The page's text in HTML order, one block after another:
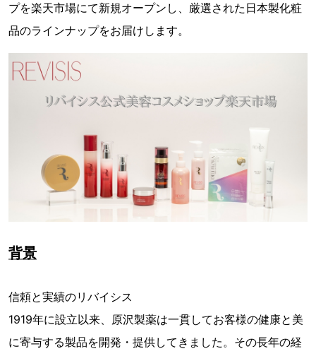
プを楽天市場にて新規オープンし、厳選された日本製化粧
品のラインナップをお届けします。
背景
信頼と実績のリバイシス
1919年に設立以来、原沢製薬は一貫してお客様の健康と美
に寄与する製品を開発・提供してきました。その長年の経